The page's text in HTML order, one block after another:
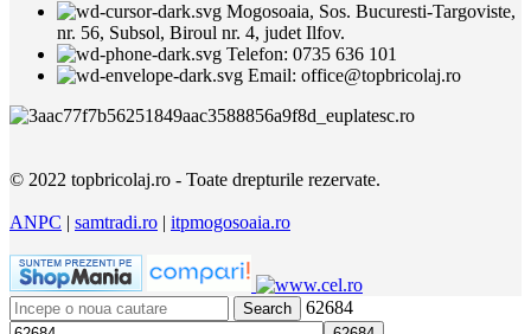
Mogosoaia, Sos. Bucuresti-Targoviste,
nr. 56, Subsol, Biroul nr. 4, judet Ilfov.
Telefon: 0735 636 101
Email: office@topbricolaj.ro
© 2022 topbricolaj.ro - Toate drepturile rezervate.
ANPC | samtradi.ro | itpmogosoaia.ro
Search 62684